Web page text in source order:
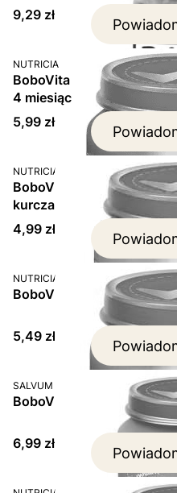
Cena
9,29 zł
PRODUCENT
NUTRICIA
BoboVita Pierwsza
4 miesiącu, 125 g
Cena
5,99 zł
PRODUCENT
NUTRICIA
BoboVita Pierwsza
kurczakiem, po 5
Cena
4,99 zł
PRODUCENT
NUTRICIA
BoboVita, brokuły po 4
Cena
5,49 zł
PRODUCENT
SALVUM
BoboVita, brzoskwinie,
Cena
6,99 zł
PRODUCENT